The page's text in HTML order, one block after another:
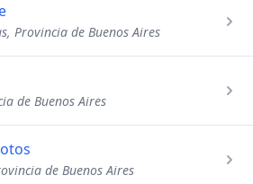
Provincia de Buenos Aires
de Buenos Aires
de Buenos Aires